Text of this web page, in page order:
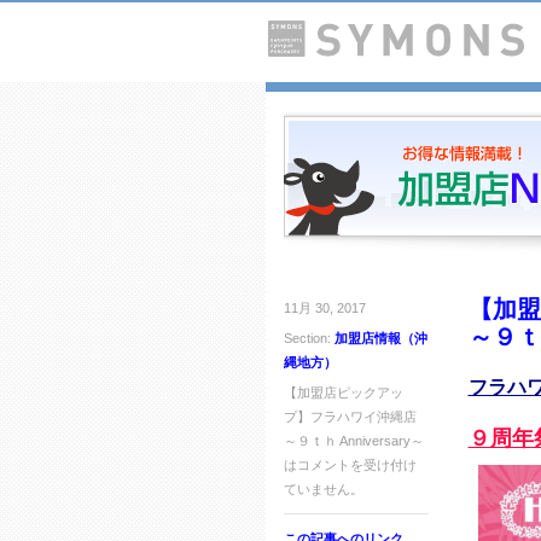
11月 30, 2017
Section: 加盟店情報（沖
縄地方）
【加盟店ピックアッ
プ】フラハワイ沖縄店
～９ｔｈ Anniversary～
は コメントを受け付け
ていません。
【加
～９
フラハ
９周